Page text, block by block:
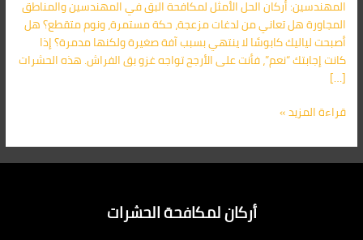
المهندسين: أركان الحل الأمثل لمكافحة البق في المهندسين والمناطق
المجاورة هل تعاني من لدغات مزعجة، حكة مستمرة، ونوم متقطع؟ هل
أصبحت لياليك كابوسًا لا ينتهي بسبب آفة صغيرة ولكنها مدمرة؟ إذا
كانت إجابتك “نعم”، فأنت على الأرجح تواجه غزو بق الفراش. هذه الحشرات
[…]
قراءة المزيد »
أركان لمكافحة الحشرات